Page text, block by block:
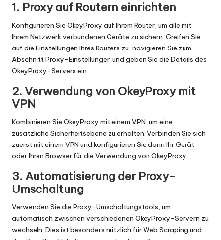
1. Proxy auf Routern einrichten
Konfigurieren Sie OkeyProxy auf Ihrem Router, um alle mit
Ihrem Netzwerk verbundenen Geräte zu sichern. Greifen Sie
auf die Einstellungen Ihres Routers zu, navigieren Sie zum
Abschnitt Proxy-Einstellungen und geben Sie die Details des
OkeyProxy-Servers ein.
2. Verwendung von OkeyProxy mit
VPN
Kombinieren Sie OkeyProxy mit einem VPN, um eine
zusätzliche Sicherheitsebene zu erhalten. Verbinden Sie sich
zuerst mit einem VPN und konfigurieren Sie dann Ihr Gerät
oder Ihren Browser für die Verwendung von OkeyProxy.
3. Automatisierung der Proxy-
Umschaltung
Verwenden Sie die Proxy-Umschaltungstools, um
automatisch zwischen verschiedenen OkeyProxy-Servern zu
wechseln. Dies ist besonders nützlich für Web Scraping und